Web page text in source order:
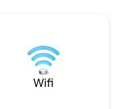
senderismo,
Nueva York. Restaurantes y cafeterías
Espacio al aire
Wifi